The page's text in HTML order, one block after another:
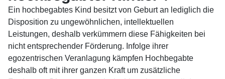
Ein hochbegabtes Kind besitzt von Geburt an lediglich die
Disposition zu ungewöhnlichen, intellektuellen
Leistungen, deshalb verkümmern diese Fähigkeiten bei
nicht entsprechender Förderung. Infolge ihrer
egozentrischen Veranlagung kämpfen Hochbegabte
deshalb oft mit ihrer ganzen Kraft um zusätzliche